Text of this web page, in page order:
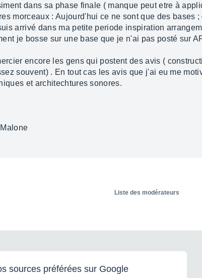
dans sa phase finale ( manque peut etre à
morceaux : Aujourd'hui ce ne sont que des
arrivé dans ma petite periode inspiration
je bosse sur une base que je n'ai pas posté sur
encore les gens qui postent des avis (
souvent) . En tout cas les avis que j'ai eu me
et architechtures sonores.
Liste des modérateurs
sources préférées sur Google